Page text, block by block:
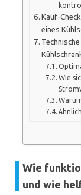
Kauf-
eines
Wie
Wie
und wie